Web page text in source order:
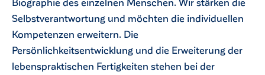
Selbstverantwortung und möchten die individuellen
Kompetenzen erweitern. Die
Persönlichkeitsentwicklung und die Erweiterung der
lebenspraktischen Fertigkeiten stehen bei der